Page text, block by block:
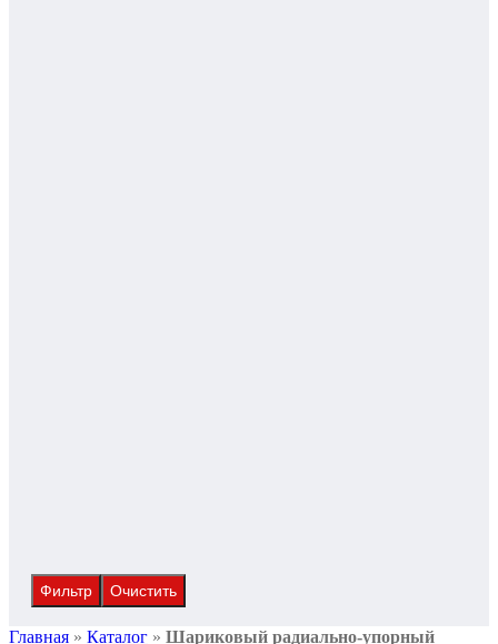
Фильтр Очистить
Главная » Каталог » Шариковый радиально-упорный